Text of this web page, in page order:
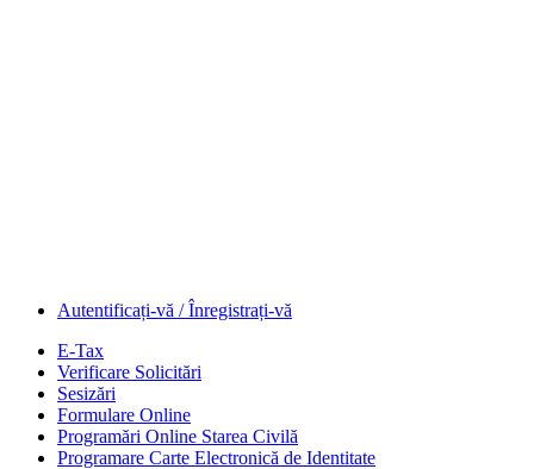
Autentificați-vă / Înregistrați-vă
E-Tax
Verificare Solicitări
Sesizări
Formulare Online
Programări Online Starea Civilă
Programare Carte Electronică de Identitate